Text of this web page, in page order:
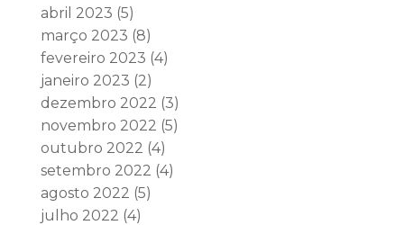
abril 2023 (5)
março 2023 (8)
fevereiro 2023 (4)
janeiro 2023 (2)
dezembro 2022 (3)
novembro 2022 (5)
outubro 2022 (4)
setembro 2022 (4)
agosto 2022 (5)
julho 2022 (4)